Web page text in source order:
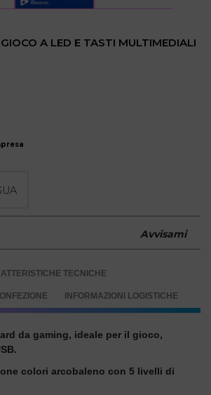
A LED E TASTI MULTIMEDIALI
Avvisami
TECNICHE
INFORMAZIONI LOGISTICHE
da gaming, ideale per il gioco,
colori arcobaleno con 5 livelli di